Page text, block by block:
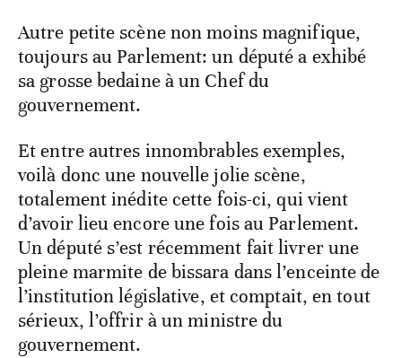
Autre petite scène non moins magnifique,
toujours au Parlement: un député a exhibé
sa grosse bedaine à un Chef du
gouvernement.
Et entre autres innombrables exemples,
voilà donc une nouvelle jolie scène,
totalement inédite cette fois-ci, qui vient
d’avoir lieu encore une fois au Parlement.
Un député s’est récemment fait livrer une
pleine marmite de bissara dans l’enceinte de
l’institution législative, et comptait, en tout
sérieux, l’offrir à un ministre du
gouvernement.